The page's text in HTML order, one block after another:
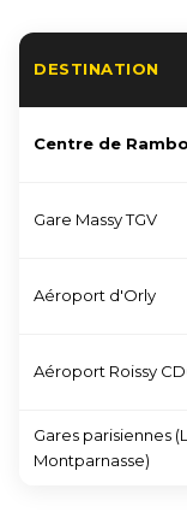
DESTINATION
Centre de
Gare Massy TGV
Aéroport d'Orly
Aéroport Roissy
Gares parisiennes
Montparnasse)